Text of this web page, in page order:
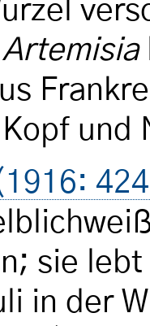
Artemisia
und
sie
in der